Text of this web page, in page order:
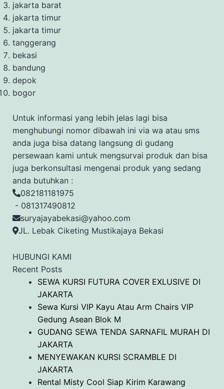
jakarta barat
jakarta timur
jakarta timur
tanggerang
bekasi
bandung
depok
bogor
Untuk informasi yang lebih jelas lagi bisa
menghubungi nomor dibawah ini via wa atau sms
anda juga bisa datang langsung di gudang
persewaan kami untuk mengsurvai produk dan bisa
juga berkonsultasi mengenai produk yang sedang
anda butuhkan :
082181181975
- 081317490812
suryajayabekasi@yahoo.com
JL. Lebak Ciketing Mustikajaya Bekasi
HUBUNGI KAMI
Recent Posts
SEWA KURSI FUTURA COVER EXLUSIVE DI
JAKARTA
Sewa Kursi VIP Kayu Atau Arm Chairs VIP
Gedung Asean Blok M
GUDANG SEWA TENDA SARNAFIL MURAH DI
JAKARTA
MENYEWAKAN KURSI SCRAMBLE DI
JAKARTA
Rental Misty Cool Siap Kirim Karawang